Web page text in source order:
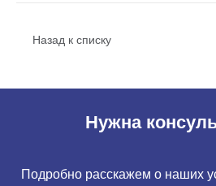
Назад к списку
Нужна
Подробно расскажем о наших